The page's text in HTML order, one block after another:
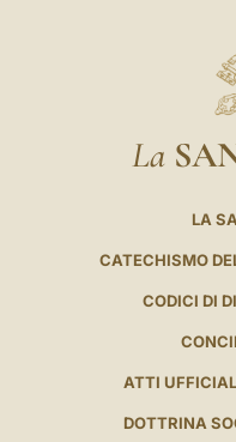
La
LA
CATECHISMO
CODICI DI
ATTI
DOTTRINA